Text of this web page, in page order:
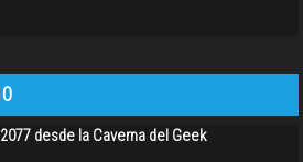
desde la Caverna del Geek